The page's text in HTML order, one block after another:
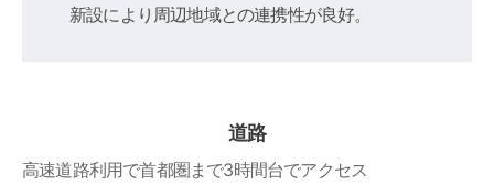
新設により周辺地域との連携性が良好。
道路
高速道路利用で首都圏まで3時間台でアクセス